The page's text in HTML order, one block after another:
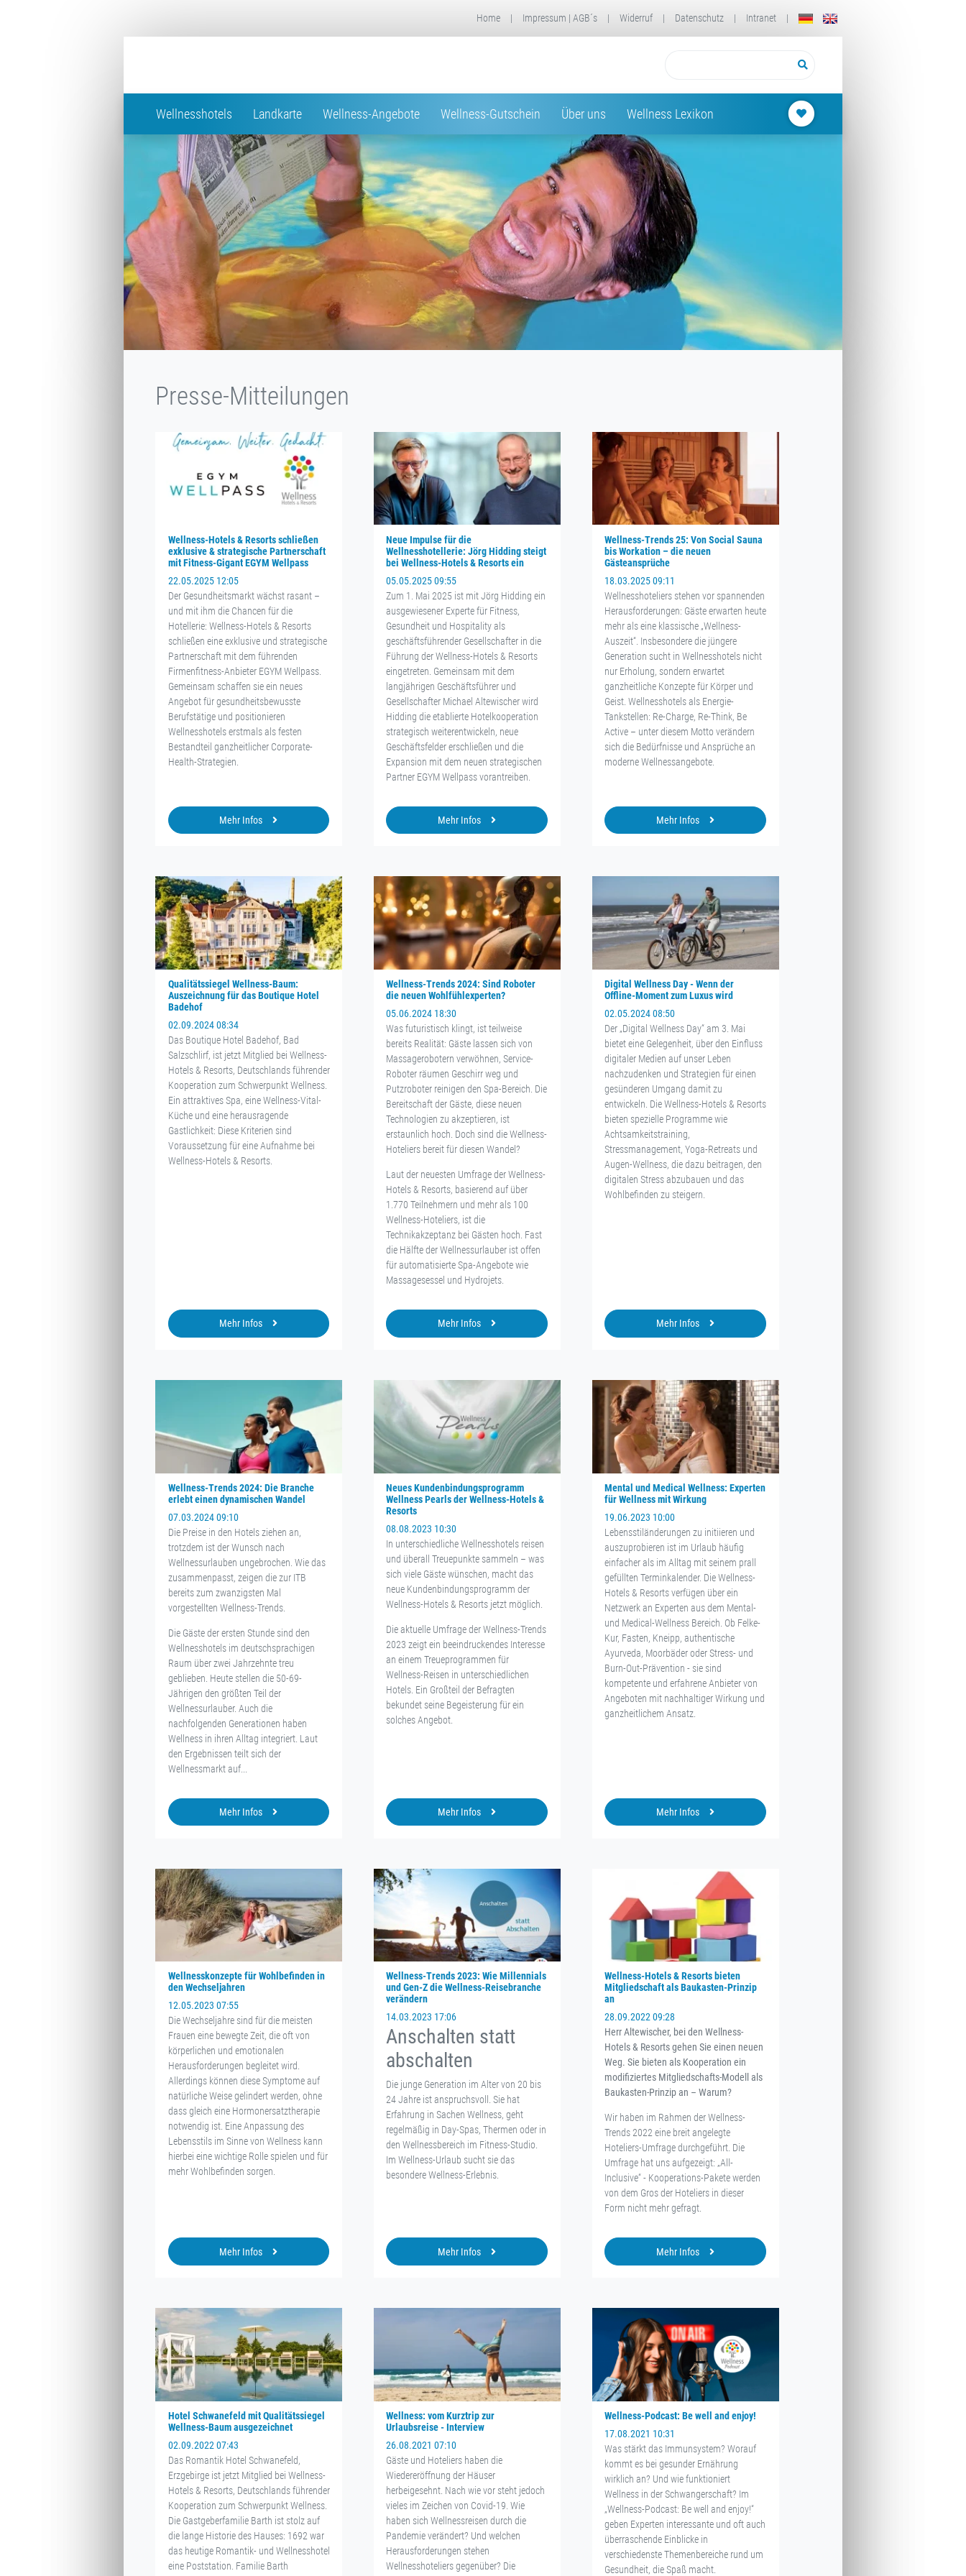
Home | Impressum | AGB´s | Widerruf | Datenschutz | Intranet |
Wellnesshotels Landkarte Wellness-Angebote Wellness-Gutschein Über uns Wellness Lexikon
Presse-Mitteilungen
Wellness-Hotels & Resorts schließen
exklusive & strategische Partnerschaft
mit Fitness-Gigant EGYM Wellpass
22.05.2025 12:05
Der Gesundheitsmarkt wächst rasant –
und mit ihm die Chancen für die
Hotellerie: Wellness-Hotels & Resorts
schließen eine exklusive und strategische
Partnerschaft mit dem führenden
Firmenfitness-Anbieter EGYM Wellpass.
Gemeinsam schaffen sie ein neues
Angebot für gesundheitsbewusste
Berufstätige und positionieren
Wellnesshotels erstmals als festen
Bestandteil ganzheitlicher Corporate-
Health-Strategien.
Mehr Infos
Neue Impulse für die
Wellnesshotellerie: Jörg Hidding steigt
bei Wellness-Hotels & Resorts ein
05.05.2025 09:55
Zum 1. Mai 2025 ist mit Jörg Hidding ein
ausgewiesener Experte für Fitness,
Gesundheit und Hospitality als
geschäftsführender Gesellschafter in die
Führung der Wellness-Hotels & Resorts
eingetreten. Gemeinsam mit dem
langjährigen Geschäftsführer und
Gesellschafter Michael Altewischer wird
Hidding die etablierte Hotelkooperation
strategisch weiterentwickeln, neue
Geschäftsfelder erschließen und die
Expansion mit dem neuen strategischen
Partner EGYM Wellpass vorantreiben.
Mehr Infos
Wellness-Trends 25: Von Social Sauna
bis Workation – die neuen
Gästeansprüche
18.03.2025 09:11
Wellnesshoteliers stehen vor spannenden
Herausforderungen: Gäste erwarten heute
mehr als eine klassische „Wellness-
Auszeit“. Insbesondere die jüngere
Generation sucht in Wellnesshotels nicht
nur Erholung, sondern erwartet
ganzheitliche Konzepte für Körper und
Geist. Wellnesshotels als Energie-
Tankstellen: Re-Charge, Re-Think, Be
Active – unter diesem Motto verändern
sich die Bedürfnisse und Ansprüche an
moderne Wellnessangebote.
Mehr Infos
Qualitätssiegel Wellness-Baum:
Auszeichnung für das Boutique Hotel
Badehof
02.09.2024 08:34
Das Boutique Hotel Badehof, Bad
Salzschlirf, ist jetzt Mitglied bei Wellness-
Hotels & Resorts, Deutschlands führender
Kooperation zum Schwerpunkt Wellness.
Ein attraktives Spa, eine Wellness-Vital-
Küche und eine herausragende
Gastlichkeit: Diese Kriterien sind
Voraussetzung für eine Aufnahme bei
Wellness-Hotels & Resorts.
Mehr Infos
Wellness-Trends 2024: Sind Roboter
die neuen Wohlfühlexperten?
05.06.2024 18:30
Was futuristisch klingt, ist teilweise
bereits Realität: Gäste lassen sich von
Massagerobotern verwöhnen, Service-
Roboter räumen Geschirr weg und
Putzroboter reinigen den Spa-Bereich. Die
Bereitschaft der Gäste, diese neuen
Technologien zu akzeptieren, ist
erstaunlich hoch. Doch sind die Wellness-
Hoteliers bereit für diesen Wandel?
Laut der neuesten Umfrage der Wellness-
Hotels & Resorts, basierend auf über
1.770 Teilnehmern und mehr als 100
Wellness-Hoteliers, ist die
Technikakzeptanz bei Gästen hoch. Fast
die Hälfte der Wellnessurlauber ist offen
für automatisierte Spa-Angebote wie
Massagesessel und Hydrojets.
Mehr Infos
Digital Wellness Day - Wenn der
Offline-Moment zum Luxus wird
02.05.2024 08:50
Der „Digital Wellness Day“ am 3. Mai
bietet eine Gelegenheit, über den Einfluss
digitaler Medien auf unser Leben
nachzudenken und Strategien für einen
gesünderen Umgang damit zu
entwickeln. Die Wellness-Hotels & Resorts
bieten spezielle Programme wie
Achtsamkeitstraining,
Stressmanagement, Yoga-Retreats und
Augen-Wellness, die dazu beitragen, den
digitalen Stress abzubauen und das
Wohlbefinden zu steigern.
Mehr Infos
Wellness-Trends 2024: Die Branche
erlebt einen dynamischen Wandel
07.03.2024 09:10
Die Preise in den Hotels ziehen an,
trotzdem ist der Wunsch nach
Wellnessurlauben ungebrochen. Wie das
zusammenpasst, zeigen die zur ITB
bereits zum zwanzigsten Mal
vorgestellten Wellness-Trends.
Die Gäste der ersten Stunde sind den
Wellnesshotels im deutschsprachigen
Raum über zwei Jahrzehnte treu
geblieben. Heute stellen die 50-69-
Jährigen den größten Teil der
Wellnessurlauber. Auch die
nachfolgenden Generationen haben
Wellness in ihren Alltag integriert. Laut
den Ergebnissen teilt sich der
Wellnessmarkt auf...
Mehr Infos
Neues Kundenbindungsprogramm
Wellness Pearls der Wellness-Hotels &
Resorts
08.08.2023 10:30
In unterschiedliche Wellnesshotels reisen
und überall Treuepunkte sammeln – was
sich viele Gäste wünschen, macht das
neue Kundenbindungsprogramm der
Wellness-Hotels & Resorts jetzt möglich.
Die aktuelle Umfrage der Wellness-Trends
2023 zeigt ein beeindruckendes Interesse
an einem Treueprogrammen für
Wellness-Reisen in unterschiedlichen
Hotels. Ein Großteil der Befragten
bekundet seine Begeisterung für ein
solches Angebot.
Mehr Infos
Mental und Medical Wellness: Experten
für Wellness mit Wirkung
19.06.2023 10:00
Lebensstiländerungen zu initiieren und
auszuprobieren ist im Urlaub häufig
einfacher als im Alltag mit seinem prall
gefüllten Terminkalender. Die Wellness-
Hotels & Resorts verfügen über ein
Netzwerk an Experten aus dem Mental-
und Medical-Wellness Bereich. Ob Felke-
Kur, Fasten, Kneipp, authentische
Ayurveda, Moorbäder oder Stress- und
Burn-Out-Prävention - sie sind
kompetente und erfahrene Anbieter von
Angeboten mit nachhaltiger Wirkung und
ganzheitlichem Ansatz.
Mehr Infos
Wellnesskonzepte für Wohlbefinden in
den Wechseljahren
12.05.2023 07:55
Die Wechseljahre sind für die meisten
Frauen eine bewegte Zeit, die oft von
körperlichen und emotionalen
Herausforderungen begleitet wird.
Allerdings können diese Symptome auf
natürliche Weise gelindert werden, ohne
dass gleich eine Hormonersatztherapie
notwendig ist. Eine Anpassung des
Lebensstils im Sinne von Wellness kann
hierbei eine wichtige Rolle spielen und für
mehr Wohlbefinden sorgen.
Mehr Infos
Wellness-Trends 2023: Wie Millennials
und Gen-Z die Wellness-Reisebranche
verändern
14.03.2023 17:06
Anschalten statt
abschalten
Die junge Generation im Alter von 20 bis
24 Jahre ist anspruchsvoll. Sie hat
Erfahrung in Sachen Wellness, geht
regelmäßig in Day-Spas, Thermen oder in
den Wellnessbereich im Fitness-Studio.
Im Wellness-Urlaub sucht sie das
besondere Wellness-Erlebnis.
Mehr Infos
Wellness-Hotels & Resorts bieten
Mitgliedschaft als Baukasten-Prinzip
an
28.09.2022 09:28
Herr Altewischer, bei den Wellness-
Hotels & Resorts gehen Sie einen neuen
Weg. Sie bieten als Kooperation ein
modifiziertes Mitgliedschafts-Modell als
Baukasten-Prinzip an – Warum?
Wir haben im Rahmen der Wellness-
Trends 2022 eine breit angelegte
Hoteliers-Umfrage durchgeführt. Die
Umfrage hat uns aufgezeigt: „All-
Inclusive“ - Kooperations-Pakete werden
von dem Gros der Hoteliers in dieser
Form nicht mehr gefragt.
Mehr Infos
Hotel Schwanefeld mit Qualitätssiegel
Wellness-Baum ausgezeichnet
02.09.2022 07:43
Das Romantik Hotel Schwanefeld,
Erzgebirge ist jetzt Mitglied bei Wellness-
Hotels & Resorts, Deutschlands führender
Kooperation zum Schwerpunkt Wellness.
Die Gastgeberfamilie Barth ist stolz auf
die lange Historie des Hauses: 1692 war
das heutige Romantik- und Wellnesshotel
eine Poststation. Familie Barth
Wellness: vom Kurztrip zur
Urlaubsreise - Interview
26.08.2021 07:10
Gäste und Hoteliers haben die
Wiedereröffnung der Häuser
herbeigesehnt. Nach wie vor steht jedoch
vieles im Zeichen von Covid-19. Wie
haben sich Wellnessreisen durch die
Pandemie verändert? Und welchen
Herausforderungen stehen
Wellnesshoteliers gegenüber? Die
Wellness-Podcast: Be well and enjoy!
17.08.2021 10:31
Was stärkt das Immunsystem? Worauf
kommt es bei gesunder Ernährung
wirklich an? Und wie funktioniert
Wellness in der Schwangerschaft? Im
„Wellness-Podcast: Be well and enjoy!“
geben Experten interessante und oft auch
überraschende Einblicke in
verschiedenste Themenbereiche rund um
Gesundheit, die Spaß macht.